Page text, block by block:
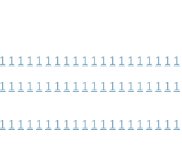
1 1 1 1 1 1 1 1 1 1 1 1 1 1 1 1 1 1 1 1
1 1 1 1 1 1 1 1 1 1 1 1 1 1 1 1 1 1 1 1
1 1 1 1 1 1 1 1 1 1 1 1 1 1 1 1 1 1 1 1